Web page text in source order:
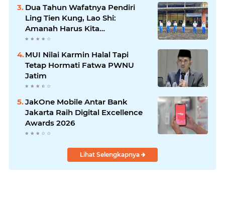
Dua Tahun Wafatnya Pendiri
Ling Tien Kung, Lao Shi:
Amanah Harus Kita
Laksanakan!
MUI Nilai Karmin Halal Tapi
Tetap Hormati Fatwa PWNU
Jatim
JakOne Mobile Antar Bank
Jakarta Raih Digital Excellence
Awards 2026
Lihat Selengkapnya